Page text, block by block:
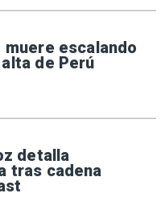
escalando
de Perú
detalla
tras cadena